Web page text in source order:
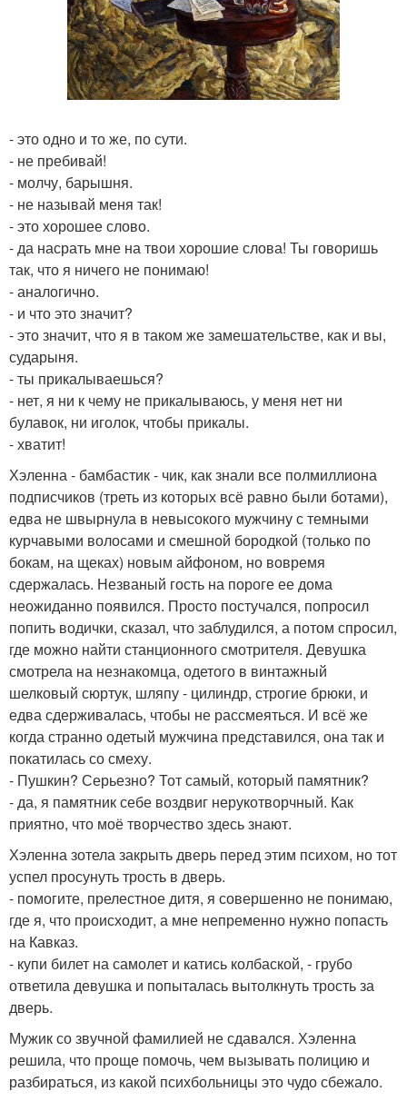
- это одно и то же, по сути.
- не пребивай!
- молчу, барышня.
- не называй меня так!
- это хорошее слово.
- да насрать мне на твои хорошие слова! Ты говоришь
так, что я ничего не понимаю!
- аналогично.
- и что это значит?
- это значит, что я в таком же замешательстве, как и вы,
сударыня.
- ты прикалываешься?
- нет, я ни к чему не прикалываюсь, у меня нет ни
булавок, ни иголок, чтобы прикалы.
- хватит!
Хэленна - бамбастик - чик, как знали все полмиллиона
подписчиков (треть из которых всё равно были ботами),
едва не швырнула в невысокого мужчину с темными
курчавыми волосами и смешной бородкой (только по
бокам, на щеках) новым айфоном, но вовремя
сдержалась. Незваный гость на пороге ее дома
неожиданно появился. Просто постучался, попросил
попить водички, сказал, что заблудился, а потом спросил,
где можно найти станционного смотрителя. Девушка
смотрела на незнакомца, одетого в винтажный
шелковый сюртук, шляпу - цилиндр, строгие брюки, и
едва сдерживалась, чтобы не рассмеяться. И всё же
когда странно одетый мужчина представился, она так и
покатилась со смеху.
- Пушкин? Серьезно? Тот самый, который памятник?
- да, я памятник себе воздвиг нерукотворчный. Как
приятно, что моё творчество здесь знают.
Хэленна зотела закрыть дверь перед этим психом, но тот
успел просунуть трость в дверь.
- помогите, прелестное дитя, я совершенно не понимаю,
где я, что происходит, а мне непременно нужно попасть
на Кавказ.
- купи билет на самолет и катись колбаской, - грубо
ответила девушка и попыталась вытолкнуть трость за
дверь.
Мужик со звучной фамилией не сдавался. Хэленна
решила, что проще помочь, чем вызывать полицию и
разбираться, из какой психбольницы это чудо сбежало.